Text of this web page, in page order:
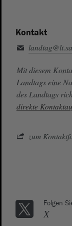
Kontakt
Mit diesem
Landtags eine
des Landtags
direkte
zum
Folgen
X